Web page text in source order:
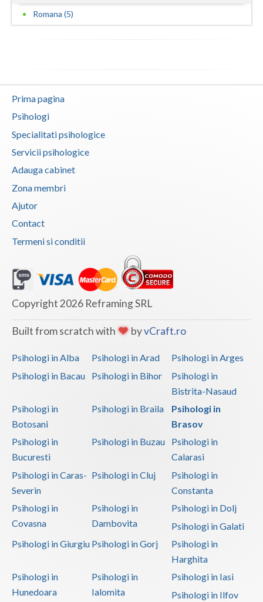
Romana (5)
Prima pagina
Psihologi
Specialitati psihologice
Servicii psihologice
Adauga cabinet
Zona membri
Ajutor
Contact
Termeni si conditii
Copyright 2026 Reframing SRL
Built from scratch with byvCraft.ro
Psihologi in Alba Psihologi in Arad
Psihologi in Arges
Psihologi in Bacau
Psihologi in Bihor
Psihologi in
Bistrita-Nasaud
Psihologi in
Botosani
Psihologi in Braila
Psihologi in
Brasov
Psihologi in
Bucuresti
Psihologi in Buzau
Psihologi in
Calarasi
Psihologi in Caras-
Severin
Psihologi in Cluj
Psihologi in
Constanta
Psihologi in
Covasna
Psihologi in
Dambovita
Psihologi in Dolj
Psihologi in Galati
Psihologi in Giurgiu Psihologi in Gorj
Psihologi in
Harghita
Psihologi in
Hunedoara
Psihologi in
Ialomita
Psihologi in Iasi
Psihologi in Ilfov